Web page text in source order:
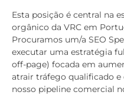
Esta posição é central na
orgânico da VRC em
Procuramos um/a SEO
executar uma estratégia
off-page) focada em
atrair tráfego qualificado
nosso pipeline comercial